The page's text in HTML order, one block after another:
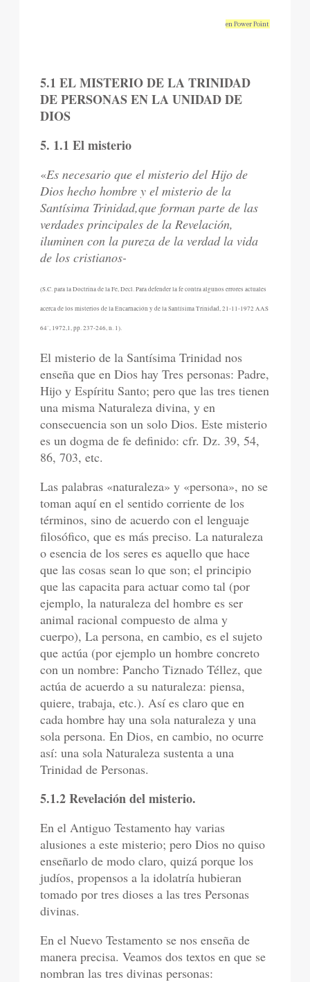
en Power Point
5.1 EL MISTERIO DE LA TRINIDAD
DE PERSONAS EN LA UNIDAD DE
DIOS
5. 1.1 El misterio
«Es necesario que el misterio del Hijo de
Dios hecho hombre y el misterio de la
Santísima Trinidad,que forman parte de las
verdades principales de la Revelación,
iluminen con la pureza de la verdad la vida
de los cristianos-
(S.C. para la Doctrina de la Fe, Decl. Para defender la fe contra algunos errores actuales
acerca de los misterios de la Encarnación y de la Santísima Trinidad, 21-11-1972 AAS
64¨, 1972,1, pp. 237-246, n. 1).
El misterio de la Santísima Trinidad nos
enseña que en Dios hay Tres personas: Padre,
Hijo y Espíritu Santo; pero que las tres tienen
una misma Naturaleza divina, y en
consecuencia son un solo Dios. Este misterio
es un dogma de fe definido: cfr. Dz. 39, 54,
86, 703, etc.
Las palabras «naturaleza» y «persona», no se
toman aquí en el sentido corriente de los
términos, sino de acuerdo con el lenguaje
filosófico, que es más preciso. La naturaleza
o esencia de los seres es aquello que hace
que las cosas sean lo que son; el principio
que las capacita para actuar como tal (por
ejemplo, la naturaleza del hombre es ser
animal racional compuesto de alma y
cuerpo), La persona, en cambio, es el sujeto
que actúa (por ejemplo un hombre concreto
con un nombre: Pancho Tiznado Téllez, que
actúa de acuerdo a su naturaleza: piensa,
quiere, trabaja, etc.). Así es claro que en
cada hombre hay una sola naturaleza y una
sola persona. En Dios, en cambio, no ocurre
así: una sola Naturaleza sustenta a una
Trinidad de Personas.
5.1.2 Revelación del misterio.
En el Antiguo Testamento hay varias
alusiones a este misterio; pero Dios no quiso
enseñarlo de modo claro, quizá porque los
judíos, propensos a la idolatría hubieran
tomado por tres dioses a las tres Personas
divinas.
En el Nuevo Testamento se nos enseña de
manera precisa. Veamos dos textos en que se
nombran las tres divinas personas: